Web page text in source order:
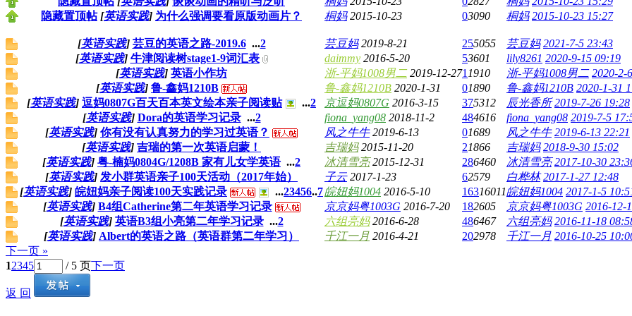
隐藏置顶帖 [英语实践] 为什么强调要看原版动画片？ 桐妈 2015-10-23 03090 桐妈 2015-10-23 15:27
[英语实践] 芸豆的英语之路-2019.6 ...2 芸豆妈 2019-8-21 255055 芸豆妈 2021-7-5 23:43
[英语实践] 牛津阅读树stage1-9词汇表 daimmy 2016-5-20 53601 lily8261 2020-9-15 09:19
[英语实践] 英语小作坊 浙-平妈1008男二 2019-12-271 1910 浙-平妈1008男二 2020-2-
[英语实践] 鲁-鑫妈1210B 鲁-鑫妈1210B 2020-1-31 01890 鲁-鑫妈1210B 2020-1-31
[英语实践] 逗妈0807G百天百本英文绘本亲子阅读贴 ...2 京逗妈0807G 2016-3-15 375312 辰光香所 2019-7-26 19:28
[英语实践] Dora的英语学习记录 ...2 fiona_yang08 2018-11-2 484616 fiona_yang08 2019-7-5
[英语实践] 你有没有认真努力的学习过英语？ 风之牛牛 2019-6-13 01689 风之牛牛 2019-6-13 22:21
[英语实践] 吉瑞的第一次英语启蒙！ 吉瑞妈 2015-11-20 21866 吉瑞妈 2018-9-30 15:02
[英语实践] 粤-楠妈0804G/1208B 家有儿女学英语 ...2 冰清雪亮 2015-12-31 286460 冰清雪亮 2017-10-30
[英语实践] 发小群英语亲子100天活动（2017年始） 子云 2017-1-23 62579 白桦林 2017-1-27 12:48
[英语实践] 皖妞妈亲子阅读100天实践记录 ...23456..7皖妞妈1004 2016-5-10 16316011皖妞妈1004 2017-1-5
[英语实践] B4组Catherine第二年英语学习记录 京京妈粤1003G 2016-7-20 182605 京京妈粤1003G 2016-12-
[英语实践] 英语B3组小亮第二年学习记录 ...2 六组亮妈 2016-6-28 486467 六组亮妈 2016-11-18
[英语实践] Albert的英语之路（英语群第二年学习） 千江一月 2016-4-21 202978 千江一月 2016-10-25
下一页 »
12345 / 5 页下一页
返 回